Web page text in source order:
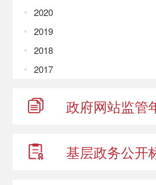
2020
2019
2018
2017
政府网站监管
基层政务公开